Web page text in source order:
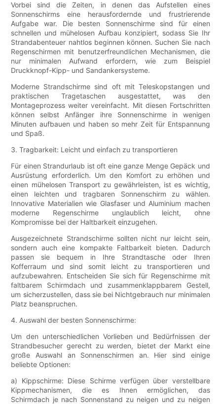
Vorbei sind die Zeiten, in denen das Aufstellen eines
Sonnenschirms eine herausfordernde und frustrierende
Aufgabe war. Die besten Sonnenschirme sind für einen
schnellen und mühelosen Aufbau konzipiert, sodass Sie Ihr
Strandabenteuer nahtlos beginnen können. Suchen Sie nach
Regenschirmen mit benutzerfreundlichen Mechanismen, die
nur minimalen Aufwand erfordern, wie zum Beispiel
Druckknopf-Kipp- und Sandankersysteme.
Moderne Strandschirme sind oft mit Teleskopstangen und
praktischen Tragetaschen ausgestattet, was den
Montageprozess weiter vereinfacht. Mit diesen Fortschritten
können selbst Anfänger ihre Sonnenschirme in wenigen
Minuten aufbauen und haben so mehr Zeit für Entspannung
und Spaß.
3. Tragbarkeit: Leicht und einfach zu transportieren
Für einen Strandurlaub ist oft eine ganze Menge Gepäck und
Ausrüstung erforderlich. Um den Komfort zu erhöhen und
einen mühelosen Transport zu gewährleisten, ist es wichtig,
einen leichten und tragbaren Sonnenschirm zu wählen.
Innovative Materialien wie Glasfaser und Aluminium machen
moderne Regenschirme unglaublich leicht, ohne
Kompromisse bei der Haltbarkeit einzugehen.
Ausgezeichnete Strandschirme sollten nicht nur leicht sein,
sondern auch eine kompakte Faltbarkeit bieten. Dadurch
passen sie bequem in Ihre Strandtasche oder Ihren
Kofferraum und sind somit leicht zu transportieren und
aufzubewahren. Entscheiden Sie sich für Regenschirme mit
faltbarem Schirmdach und zusammenklappbarem Gestell,
um sicherzustellen, dass sie bei Nichtgebrauch nur minimalen
Platz beanspruchen.
4. Auswahl der besten Sonnenschirme:
Um den unterschiedlichen Vorlieben und Bedürfnissen der
Strandbesucher gerecht zu werden, bietet der Markt eine
große Auswahl an Sonnenschirmen an. Hier sind einige
beliebte Optionen:
a) Kippschirme: Diese Schirme verfügen über verstellbare
Kippmechanismen, die es Ihnen ermöglichen, das
Schirmdach je nach Sonnenstand zu neigen und zu neigen